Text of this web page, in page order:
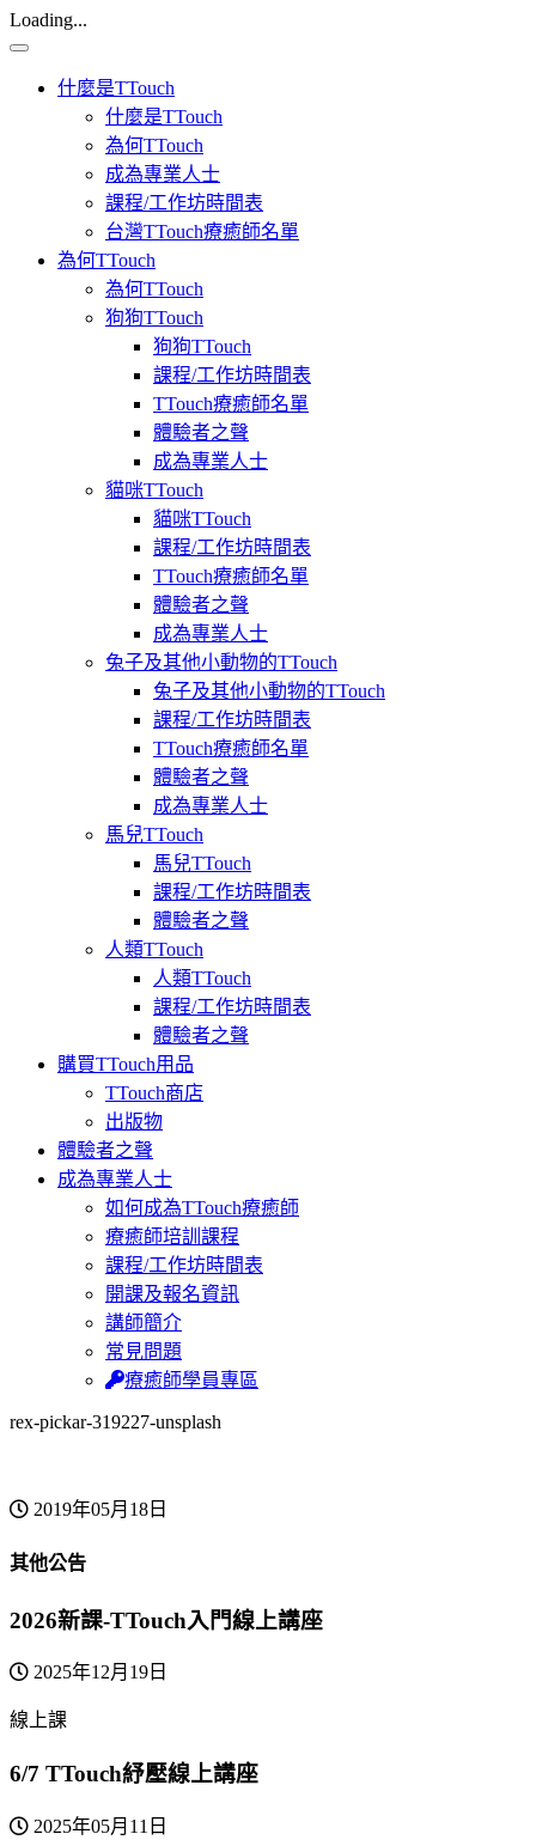
Loading...
Toggle
navigation
什麼是TTouch
什麼是TTouch
為何TTouch
成為專業人士
課程/工作坊時間表
台灣TTouch療癒師名單
為何TTouch
為何TTouch
狗狗TTouch
狗狗TTouch
課程/工作坊時間表
TTouch療癒師名單
體驗者之聲
成為專業人士
貓咪TTouch
貓咪TTouch
課程/工作坊時間表
TTouch療癒師名單
體驗者之聲
成為專業人士
兔子及其他小動物的TTouch
兔子及其他小動物的TTouch
課程/工作坊時間表
TTouch療癒師名單
體驗者之聲
成為專業人士
馬兒TTouch
馬兒TTouch
課程/工作坊時間表
體驗者之聲
人類TTouch
人類TTouch
課程/工作坊時間表
體驗者之聲
購買TTouch用品
TTouch商店
出版物
體驗者之聲
成為專業人士
如何成為TTouch療癒師
療癒師培訓課程
課程/工作坊時間表
開課及報名資訊
講師簡介
常見問題
療癒師學員專區
rex-pickar-319227-unsplash
2019年05月18日
其他公告
2026新課-TTouch入門線上講座
2025年12月19日
線上課
6/7 TTouch紓壓線上講座
2025年05月11日